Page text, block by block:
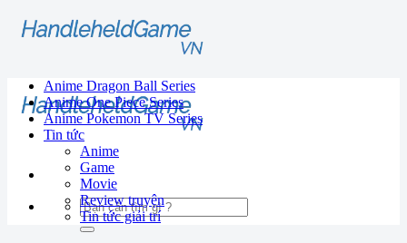
Anime Dragon Ball Series
Anime One Piece Series
Anime Pokemon TV Series
Tin tức
Anime
Game
Movie
Review truyện
Tin tức giải trí